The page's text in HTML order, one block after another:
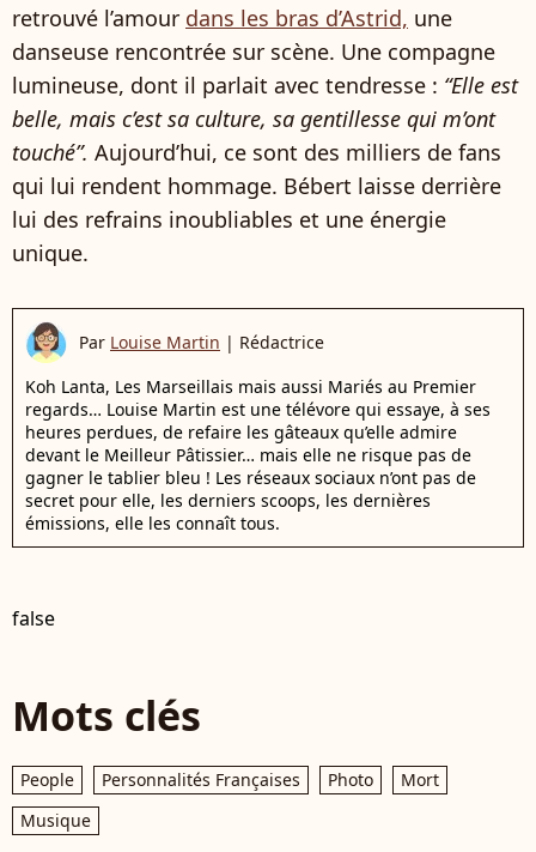
retrouvé l’amour dans les bras d’Astrid, une
danseuse rencontrée sur scène. Une compagne
lumineuse, dont il parlait avec tendresse : “Elle est
belle, mais c’est sa culture, sa gentillesse qui m’ont
touché”. Aujourd’hui, ce sont des milliers de fans
qui lui rendent hommage. Bébert laisse derrière
lui des refrains inoubliables et une énergie
unique.
Par Louise Martin | Rédactrice
Koh Lanta, Les Marseillais mais aussi Mariés au Premier
regards… Louise Martin est une télévore qui essaye, à ses
heures perdues, de refaire les gâteaux qu’elle admire
devant le Meilleur Pâtissier… mais elle ne risque pas de
gagner le tablier bleu ! Les réseaux sociaux n’ont pas de
secret pour elle, les derniers scoops, les dernières
émissions, elle les connaît tous.
false
Mots clés
People Personnalités Françaises Photo
Mort
Musique